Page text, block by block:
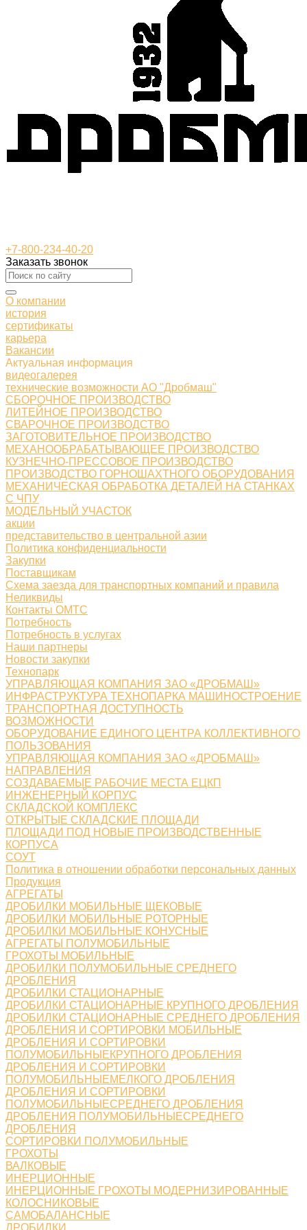
+7-800-234-40-20
Заказать звонок
О компании
история
сертификаты
карьера
Вакансии
Актуальная информация
видеогалерея
технические возможности АО "Дробмаш"
СБОРОЧНОЕ ПРОИЗВОДСТВО
ЛИТЕЙНОЕ ПРОИЗВОДСТВО
СВАРОЧНОЕ ПРОИЗВОДСТВО
ЗАГОТОВИТЕЛЬНОЕ ПРОИЗВОДСТВО
МЕХАНООБРАБАТЫВАЮЩЕЕ ПРОИЗВОДСТВО
КУЗНЕЧНО-ПРЕССОВОЕ ПРОИЗВОДСТВО
ПРОИЗВОДСТВО ГОРНОШАХТНОГО ОБОРУДОВАНИЯ
МЕХАНИЧЕСКАЯ ОБРАБОТКА ДЕТАЛЕЙ НА СТАНКАХ
С ЧПУ
МОДЕЛЬНЫЙ УЧАСТОК
акции
представительство в центральной азии
Политика конфиденциальности
Закупки
Поставщикам
Схема заезда для транспортных компаний и правила
Неликвиды
Контакты ОМТС
Потребность
Потребность в услугах
Наши партнеры
Новости закупки
Технопарк
УПРАВЛЯЮЩАЯ КОМПАНИЯ ЗАО «ДРОБМАШ»
ИНФРАСТРУКТУРА ТЕХНОПАРКА МАШИНОСТРОЕНИЕ
ТРАНСПОРТНАЯ ДОСТУПНОСТЬ
ВОЗМОЖНОСТИ
ОБОРУДОВАНИЕ ЕДИНОГО ЦЕНТРА КОЛЛЕКТИВНОГО
ПОЛЬЗОВАНИЯ
УПРАВЛЯЮЩАЯ КОМПАНИЯ ЗАО «ДРОБМАШ»
НАПРАВЛЕНИЯ
СОЗДАВАЕМЫЕ РАБОЧИЕ МЕСТА ЕЦКП
ИНЖЕНЕРНЫЙ КОРПУС
СКЛАДСКОЙ КОМПЛЕКС
ОТКРЫТЫЕ СКЛАДСКИЕ ПЛОЩАДИ
ПЛОЩАДИ ПОД НОВЫЕ ПРОИЗВОДСТВЕННЫЕ
КОРПУСА
СОУТ
Политика в отношении обработки персональных данных
Продукция
АГРЕГАТЫ
ДРОБИЛКИ МОБИЛЬНЫЕ ЩЕКОВЫЕ
ДРОБИЛКИ МОБИЛЬНЫЕ РОТОРНЫЕ
ДРОБИЛКИ МОБИЛЬНЫЕ КОНУСНЫЕ
АГРЕГАТЫ ПОЛУМОБИЛЬНЫЕ
ГРОХОТЫ МОБИЛЬНЫЕ
ДРОБИЛКИ ПОЛУМОБИЛЬНЫЕ СРЕДНЕГО
ДРОБЛЕНИЯ
ДРОБИЛКИ СТАЦИОНАРНЫЕ
ДРОБИЛКИ СТАЦИОНАРНЫЕ КРУПНОГО ДРОБЛЕНИЯ
ДРОБИЛКИ СТАЦИОНАРНЫЕ СРЕДНЕГО ДРОБЛЕНИЯ
ДРОБЛЕНИЯ И СОРТИРОВКИ МОБИЛЬНЫЕ
ДРОБЛЕНИЯ И СОРТИРОВКИ
ПОЛУМОБИЛЬНЫЕКРУПНОГО ДРОБЛЕНИЯ
ДРОБЛЕНИЯ И СОРТИРОВКИ
ПОЛУМОБИЛЬНЫЕМЕЛКОГО ДРОБЛЕНИЯ
ДРОБЛЕНИЯ И СОРТИРОВКИ
ПОЛУМОБИЛЬНЫЕСРЕДНЕГО ДРОБЛЕНИЯ
ДРОБЛЕНИЯ ПОЛУМОБИЛЬНЫЕСРЕДНЕГО
ДРОБЛЕНИЯ
СОРТИРОВКИ ПОЛУМОБИЛЬНЫЕ
ГРОХОТЫ
ВАЛКОВЫЕ
ИНЕРЦИОННЫЕ
ИНЕРЦИОННЫЕ ГРОХОТЫ МОДЕРНИЗИРОВАННЫЕ
КОЛОСНИКОВЫЕ
САМОБАЛАНСНЫЕ
ДРОБИЛКИ